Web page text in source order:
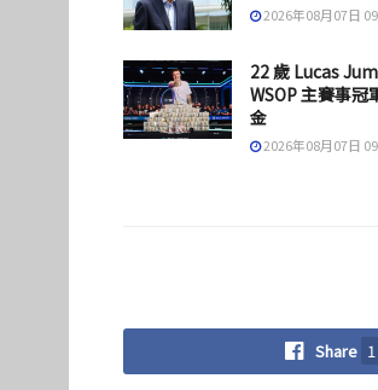
2026年08月07日
22 歲 Lucas
WSOP 主賽事
金
2026年08月07日
Share 1